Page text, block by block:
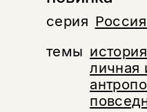
серия
темы
личная